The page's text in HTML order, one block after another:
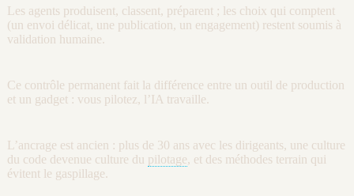
Les agents produisent, classent, préparent ; les choix qui comptent
(un envoi délicat, une publication, un engagement) restent soumis à
validation humaine.
Ce contrôle permanent fait la différence entre un outil de production
et un gadget : vous pilotez, l’IA travaille.
L’ancrage est ancien : plus de 30 ans avec les dirigeants, une culture
du code devenue culture du pilotage, et des méthodes terrain qui
évitent le gaspillage.